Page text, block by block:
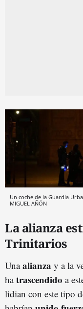
Un coche de la Guardia
MIGUEL AÑÓN
La alianza
Trinitarios
Unaalianza y a la
hatrascendido a
lidian con este tipo